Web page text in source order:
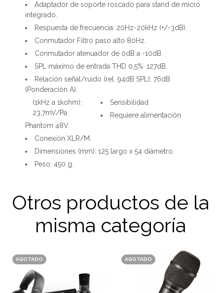
Adaptador de soporte roscado para stand de micro
integrado.
Respuesta de frecuencia: 20Hz-20kHz (+/-3dB).
Conmutador Filtro paso alto 80Hz.
Conmutador atenuador de 0dB a -10dB.
SPL máximo de entrada THD 0,5%: 127dB.
Relación señal/ruido (rel. 94dB SPL): 76dB
(Ponderación A).
Sensibilidad
(1kHz a 1kohm):
23,7mV/Pa
Requiere alimentación
Phantom 48V.
Conexión XLR/M.
Dimensiones (mm): 125 largo x 54 diámetro.
Peso: 450 g.
Otros productos de la
misma categoría
AGOTADO AGOTADO